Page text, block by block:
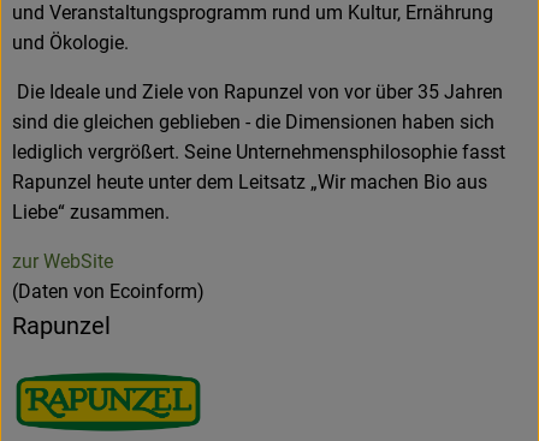
und Veranstaltungsprogramm rund um Kultur, Ernährung
und Ökologie.
Die Ideale und Ziele von Rapunzel von vor über 35 Jahren
sind die gleichen geblieben - die Dimensionen haben sich
lediglich vergrößert. Seine Unternehmensphilosophie fasst
Rapunzel heute unter dem Leitsatz „Wir machen Bio aus
Liebe“ zusammen.
zur WebSite
(Daten von Ecoinform)
Rapunzel